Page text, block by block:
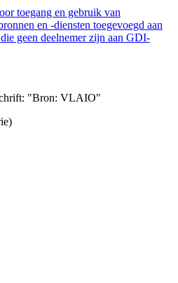
toegang en gebruik van
en -diensten toegevoegd aan
geen deelnemer zijn aan GDI-
"Bron: VLAIO"